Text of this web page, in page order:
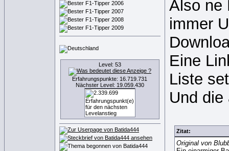
Level: 53
Erfahrungspunkte: 16.719.731
Nächster Level: 19.059.430
Also ne
immer
Eine
Liste
Und
Zitat:
Original von